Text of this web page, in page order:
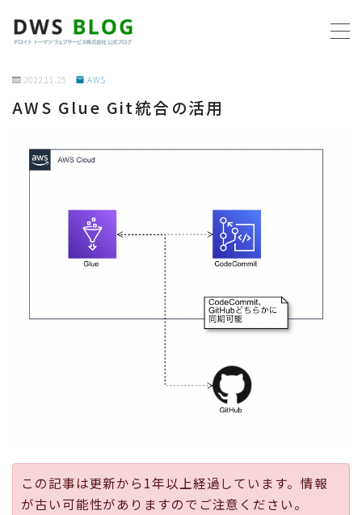
ホーム
AWS
2022.11.25 AWS
AWS Glue Git統合の活用
この記事は更新から1年以上経過しています。情報
が古い可能性がありますのでご注意ください。